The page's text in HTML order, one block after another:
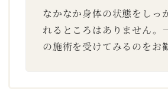
なかなか身体の状態をしっ
れるところはありません。
の施術を受けてみるのをお